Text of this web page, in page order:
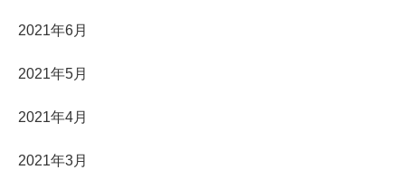
2021年6月
2021年5月
2021年4月
2021年3月